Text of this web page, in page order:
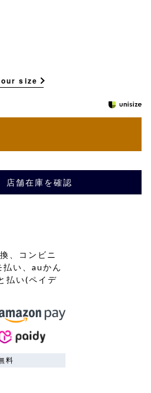
size
店舗在庫を確認
、コンビニ
い、auかん
払い(ペイデ
料